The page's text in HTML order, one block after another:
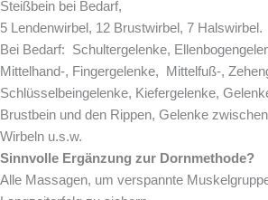
Steißbein bei Bedarf,
5 Lendenwirbel, 12 Brustwirbel, 7 Halswirbel.
Bei Bedarf: Schultergelenke,
Mittelhand-, Fingergelenke, Mittelfuß-,
Schlüsselbeingelenke, Kiefergelenke,
Brustbein und den Rippen, Gelenke
Wirbeln u.s.w.
Sinnvolle Ergänzung zur Dornmethode?
Alle Massagen, um verspannte